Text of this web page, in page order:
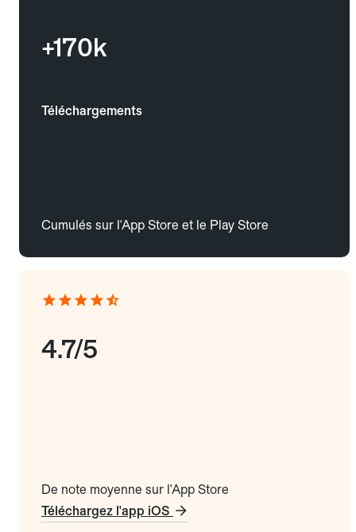
+170k
Téléchargements
Cumulés sur l'App Store et le Play Store
4.7/5
De note moyenne sur l'App Store
Téléchargez l'app iOS